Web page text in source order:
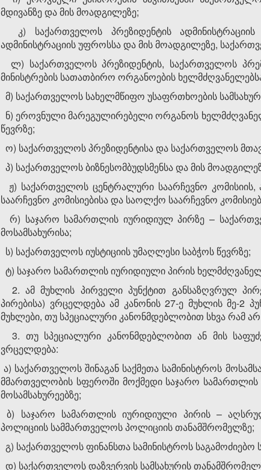
მდივანზე და მის მოადგილეზე;
კ) საქართველოს პრეზიდენტის
ადმინისტრაციის უფროსსა და მის მოადგილეზე,
ლ) საქართველოს პრეზიდენტის, საქართველოს
მინისტრების სათათბირო ორგანოების
მ) საქართველოს სახელმწიფო უსაფრთხოების
ნ) ეროვნული მარეგულირებელი ორგანოს
წევრზე;
ო) საქართველოს პრეზიდენტისა და საქართველოს
პ) საქართველოს ბიზნესომბუდსმენსა და მის
ჟ) საქართველოს ცენტრალური საარჩევნო კომისიის,
საარჩევნო კომისიებისა და საოლქო საარჩევნო
რ) საჯარო სამართლის იურიდიულ პირზე –
მოსამსახურისა;
ს) საქართველოს იუსტიციის უმაღლესი საბჭოს წევრზე;
ტ) საჯარო სამართლის იურიდიული პირის
2. ამ მუხლის პირველი პუნქტით განსაზღვრულ
პირებისა) ვრცელდება ამ კანონის 27-ე მუხლის მე-2
მუხლები, თუ სპეციალური კანონმდებლობით სხვა რამ
3. თუ სპეციალური კანონმდებლობით ან მის
ვრცელდება:
ა) საქართველოს შინაგან საქმეთა სამინისტროს
მმართველობის სფეროში მოქმედი საჯარო სამართლის
მოსამსახურეებზე;
ბ) საჯარო სამართლის იურიდიული პირის –
პოლიციის სამმართველოს პოლიციის თანამშრომელზე;
გ) საქართველოს ფინანსთა სამინისტროს საგამოძიებო
დ) საქართველოს დაზვერვის სამსახურის